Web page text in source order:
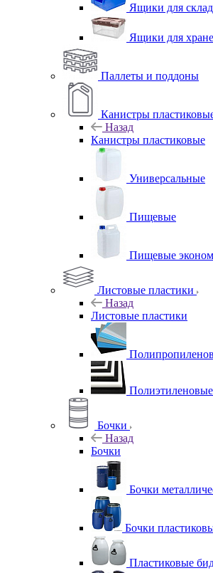
Ящики для
Ящики для
Паллеты и поддоны
Канистры
Назад
Канистры пластиковые
Универсальные
Пищевые
Пищевые эконом
Листовые пластики
Назад
Листовые пластики
Бочки
Назад
Бочки
Бочки
Бочки
Пластиковые